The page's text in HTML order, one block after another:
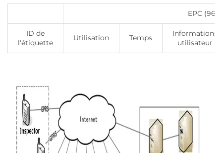
EPC (96
ID de
l'étiquette
Utilisation Temps
Informations
utilisateur